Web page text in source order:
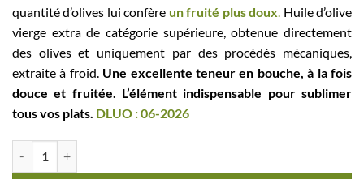
quantité d’olives lui confère un fruité plus doux. Huile d’olive
vierge extra de catégorie supérieure, obtenue directement
des olives et uniquement par des procédés mécaniques,
extraite à froid. Une excellente teneur en bouche, à la fois
douce et fruitée. L’élément indispensable pour sublimer
tous vos plats. DLUO : 06-2026